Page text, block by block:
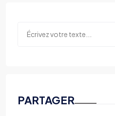
PARTAGER